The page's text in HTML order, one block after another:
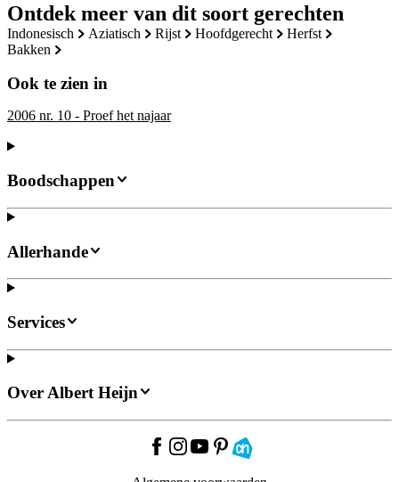
Ontdek meer van dit soort gerechten
indonesisch aziatisch rijst hoofdgerecht
herfst
bakken
Ook te zien in
2006 nr. 10 - Proef het najaar
Boodschappen
Allerhande
Services
Over Albert Heijn